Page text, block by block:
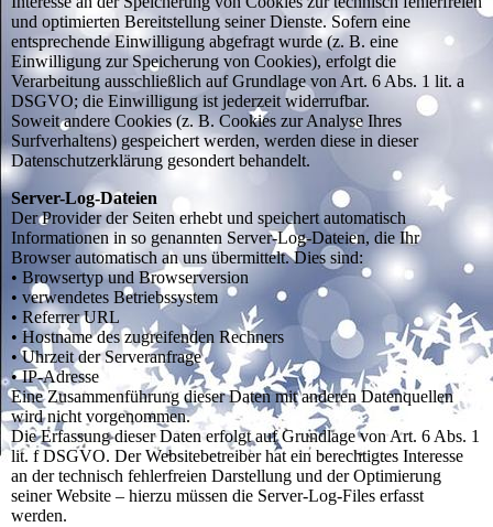
und optimierten Bereitstellung seiner Dienste. Sofern eine
entsprechende Einwilligung abgefragt wurde (z. B. eine
Einwilligung zur Speicherung von Cookies), erfolgt die
Verarbeitung ausschließlich auf Grundlage von Art. 6 Abs. 1 lit. a
DSGVO; die Einwilligung ist jederzeit widerrufbar.
Soweit andere Cookies (z. B. Cookies zur Analyse Ihres
Surfverhaltens) gespeichert werden, werden diese in dieser
Datenschutzerklärung gesondert behandelt.
Server-Log-Dateien
Der Provider der Seiten erhebt und speichert automatisch
Informationen in so genannten Server-Log-Dateien, die Ihr
Browser automatisch an uns übermittelt. Dies sind:
• Browsertyp und Browserversion
• verwendetes Betriebssystem
• Referrer URL
• Hostname des zugreifenden Rechners
• Uhrzeit der Serveranfrage
• IP-Adresse
Eine Zusammenführung dieser Daten mit anderen Datenquellen
wird nicht vorgenommen.
Die Erfassung dieser Daten erfolgt auf Grundlage von Art. 6 Abs. 1
lit. f DSGVO. Der Websitebetreiber hat ein berechtigtes Interesse
an der technisch fehlerfreien Darstellung und der Optimierung
seiner Website – hierzu müssen die Server-Log-Files erfasst
werden.